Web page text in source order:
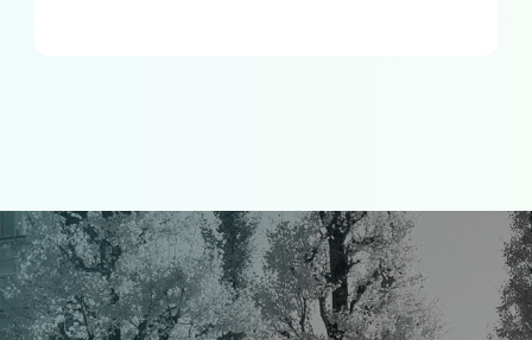
す。逆に言えば入居者がいて家賃さへ取れ
れば特に何もする必要がないので非常に楽
な投資とも言えます。弊社の管理物件の入
居率は98%以上あり、空室期間が少ないの